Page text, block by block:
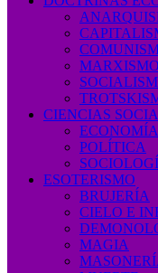
MARXISMO
CIENCIAS
ECONOMÍA
POLÍTICA
ESOTERISMO
BRUJERÍA
CIELO E
MAGIA